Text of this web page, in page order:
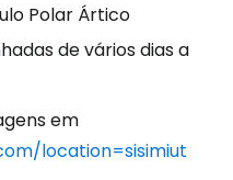
Polar Ártico
de vários dias a
em
location=sisimiut